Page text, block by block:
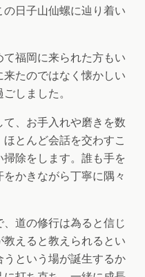
日子山仙螺に辿り着い
福岡に来られた方もい
たのではなく懐かしい
しました。
、お手入れや磨きを数
とんど会話を交わすこ
除をします。誰も手を
かきながら丁寧に隅々
道の修行は為ると信じ
えると教えられるとい
うという場が誕生するか